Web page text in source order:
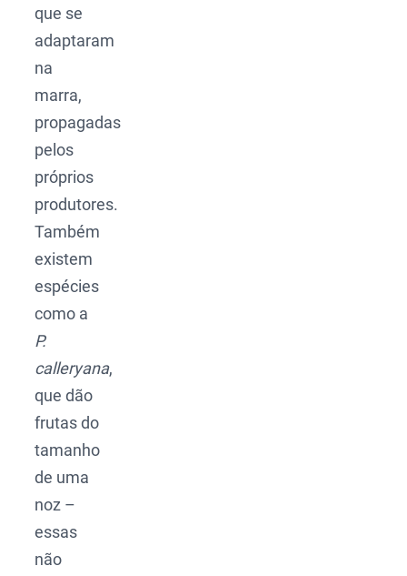
que se
adaptaram
na
marra,
propagadas
pelos
próprios
produtores.
Também
existem
espécies
como a
P.
calleryana,
que dão
frutas do
tamanho
de uma
noz –
essas
não